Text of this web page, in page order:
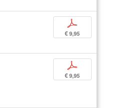
p
€ 9,95
p
€ 9,95